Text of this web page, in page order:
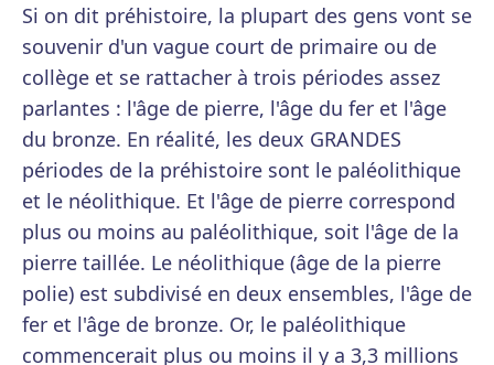
Si on dit préhistoire, la plupart des gens vont se
souvenir d'un vague court de primaire ou de
collège et se rattacher à trois périodes assez
parlantes : l'âge de pierre, l'âge du fer et l'âge
du bronze. En réalité, les deux GRANDES
périodes de la préhistoire sont le paléolithique
et le néolithique. Et l'âge de pierre correspond
plus ou moins au paléolithique, soit l'âge de la
pierre taillée. Le néolithique (âge de la pierre
polie) est subdivisé en deux ensembles, l'âge de
fer et l'âge de bronze. Or, le paléolithique
commencerait plus ou moins il y a 3,3 millions